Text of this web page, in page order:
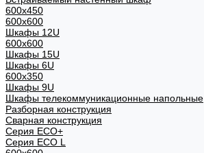
600x450
600x600
Шкафы 12U
600x600
Шкафы 15U
Шкафы 6U
600x350
Шкафы 9U
Шкафы телекоммуникационные напольные
Разборная конструкция
Сварная конструкция
Серия ECO+
Серия ECO L